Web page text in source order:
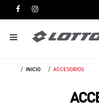
INICIO ACCESORIOS